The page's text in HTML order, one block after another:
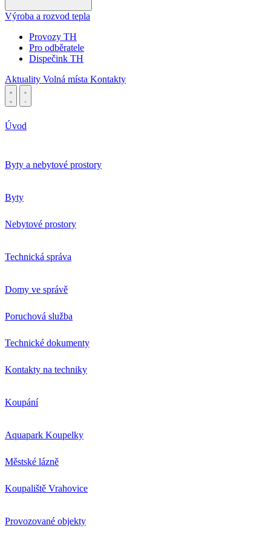
Výroba a rozvod tepla
Provozy TH
Pro odběratele
Dispečink TH
Aktuality Volná místa Kontakty
Úvod
Byty a nebytové prostory
Byty
Nebytové prostory
Technická správa
Domy ve správě
Poruchová služba
Technické dokumenty
Kontakty na techniky
Koupání
Aquapark Koupelky
Městské lázně
Koupaliště Vrahovice
Provozované objekty